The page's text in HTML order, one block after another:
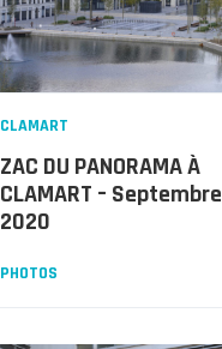
CLAMART
ZAC DU PANORAMA À
CLAMART – Septembre
2020
PHOTOS